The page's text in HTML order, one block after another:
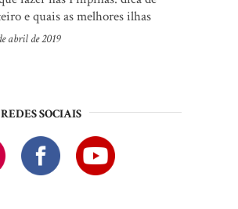
e quais as melhores ilhas
abril de 2019
REDES SOCIAIS